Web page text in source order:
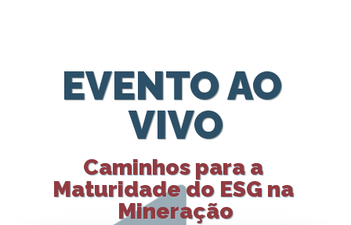
Caminhos para a
Maturidade do ESG na
Mineração
EVENTO AO
VIVO